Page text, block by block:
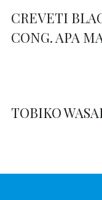
CREVETI
CONG. APA
TOBIKO